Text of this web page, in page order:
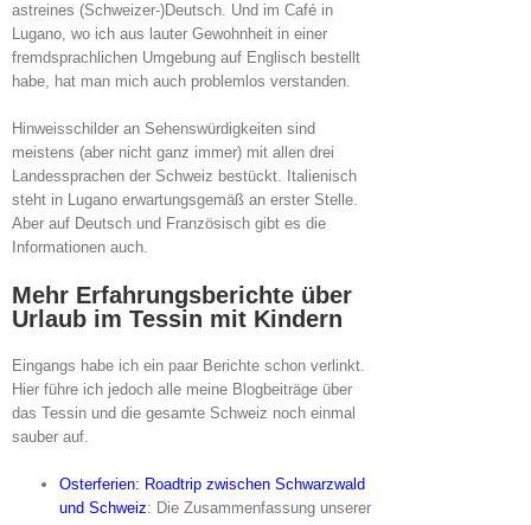
astreines (Schweizer-)Deutsch. Und im Café in
Lugano, wo ich aus lauter Gewohnheit in einer
fremdsprachlichen Umgebung auf Englisch bestellt
habe, hat man mich auch problemlos verstanden.
Hinweisschilder an Sehenswürdigkeiten sind
meistens (aber nicht ganz immer) mit allen drei
Landessprachen der Schweiz bestückt. Italienisch
steht in Lugano erwartungsgemäß an erster Stelle.
Aber auf Deutsch und Französisch gibt es die
Informationen auch.
Mehr Erfahrungsberichte über
Urlaub im Tessin mit Kindern
Eingangs habe ich ein paar Berichte schon verlinkt.
Hier führe ich jedoch alle meine Blogbeiträge über
das Tessin und die gesamte Schweiz noch einmal
sauber auf.
Osterferien: Roadtrip zwischen Schwarzwald
und Schweiz: Die Zusammenfassung unserer